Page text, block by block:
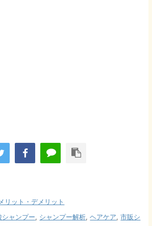
リット・デメリット
シャンプー, シャンプー解析,ヘアケア,市販シ